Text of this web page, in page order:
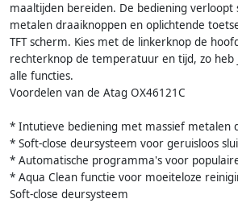
maaltijden bereiden. De bediening verloopt
metalen draaiknoppen en oplichtende
TFT scherm. Kies met de linkerknop de
rechterknop de temperatuur en tijd, zo
alle functies.
Voordelen van de Atag OX46121C
* Intutieve bediening met massief metalen
* Soft-close deursysteem voor geruisloos
* Automatische programma's voor
* Aqua Clean functie voor moeiteloze
Soft-close deursysteem